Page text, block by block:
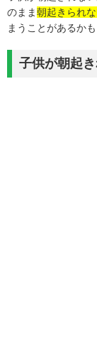
のまま朝起きられ
まうことがあるか
子供が朝起